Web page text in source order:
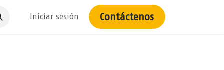
Iniciar sesión Contáctenos